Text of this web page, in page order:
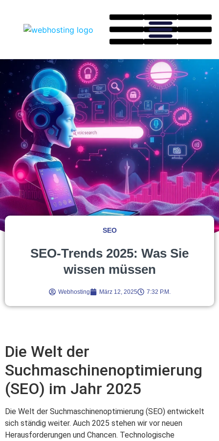
SEO
SEO-Trends 2025: Was Sie
wissen müssen
Webhosting März 12, 2025 7:32 P.m.
Die Welt der
Suchmaschinenoptimierung
(SEO) im Jahr 2025
Die Welt der Suchmaschinenoptimierung (SEO) entwickelt
sich ständig weiter. Auch 2025 stehen wir vor neuen
Herausforderungen und Chancen. Technologische